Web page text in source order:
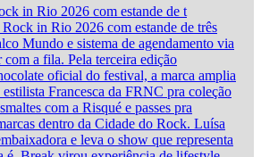
in Rio 2026 com estande de t